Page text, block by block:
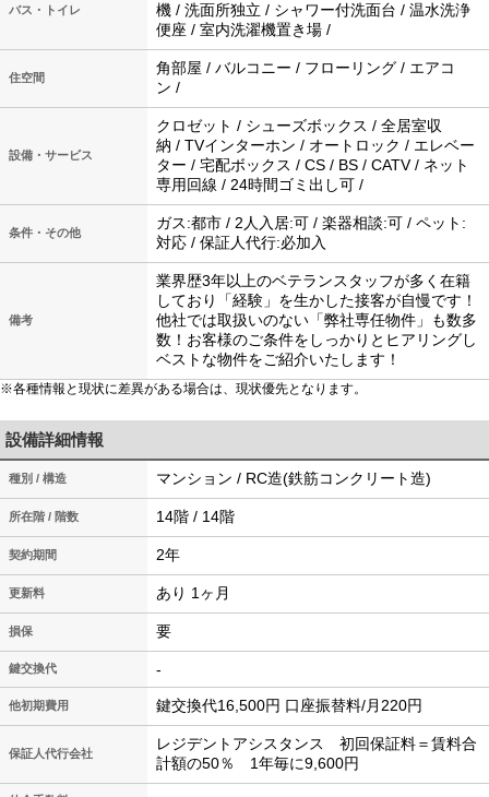
バス・トイレ
機 / 洗面所独立 / シャワー付洗面台 / 温水洗浄
便座 / 室内洗濯機置き場 /
住空間
角部屋 / バルコニー / フローリング / エアコ
ン /
設備・サービス
クロゼット / シューズボックス / 全居室収
納 / TVインターホン / オートロック / エレベー
ター / 宅配ボックス / CS / BS / CATV / ネット
専用回線 / 24時間ゴミ出し可 /
条件・その他
ガス:都市 / 2人入居:可 / 楽器相談:可 / ペット:
対応 / 保証人代行:必加入
備考
業界歴3年以上のベテランスタッフが多く在籍
しており「経験」を生かした接客が自慢です！
他社では取扱いのない「弊社専任物件」も数多
数！お客様のご条件をしっかりとヒアリングし
ベストな物件をご紹介いたします！
※各種情報と現状に差異がある場合は、現状優先となります。
設備詳細情報
種別 / 構造 マンション / RC造(鉄筋コンクリート造)
所在階 / 階数 14階 / 14階
契約期間 2年
更新料 あり 1ヶ月
損保 要
鍵交換代 -
他初期費用 鍵交換代16,500円 口座振替料/月220円
保証人代行会社
レジデントアシスタンス 初回保証料＝賃料合
計額の50％ 1年毎に9,600円